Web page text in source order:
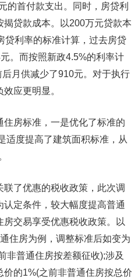
的首付款支出。同时，房贷利
贷款成本。以200万元贷款本
贷利率的标准计算，过去房贷
。而按照新政4.5%的利率计
月供减少了910元。对于执行
应更明显。
房标准，一是优化了标准的
适度提高了建筑面积标准，从
了优惠的税收政策，此次调
定条件，较大幅度提高普通
交易享受优惠税收政策。以
住房为例，调整标准后如变为
非普通住房按差额征收);涉及
的1%(之前非普通住房按总价